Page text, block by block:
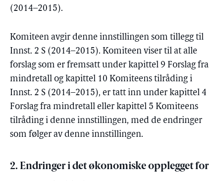
(2014–2015).
Komiteen avgir denne innstillingen som tillegg til
Innst. 2 S (2014–2015). Komiteen viser til at alle
forslag som er fremsatt under kapittel 9 Forslag fra
mindretall og kapittel 10 Komiteens tilråding i
Innst. 2 S (2014–2015), er tatt inn under kapittel 4
Forslag fra mindretall eller kapittel 5 Komiteens
tilråding i denne innstillingen, med de endringer
som følger av denne innstillingen.
2. Endringer i det økonomiske opplegget for